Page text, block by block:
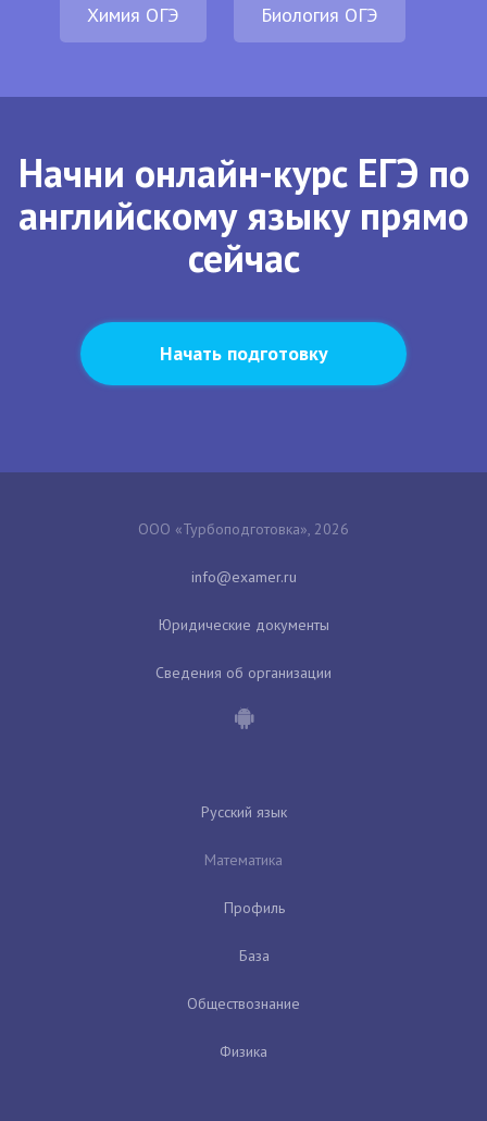
Химия ОГЭ Биология ОГЭ
Начни онлайн-курс ЕГЭ по
английскому языку прямо
сейчас
Начать подготовку
ООО «Турбоподготовка», 2026
Юридические документы
Сведения об организации
Русский язык
Математика
Профиль
База
Обществознание
Физика